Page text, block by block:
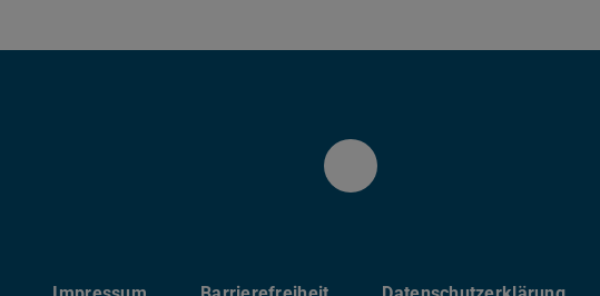
LinkedIn